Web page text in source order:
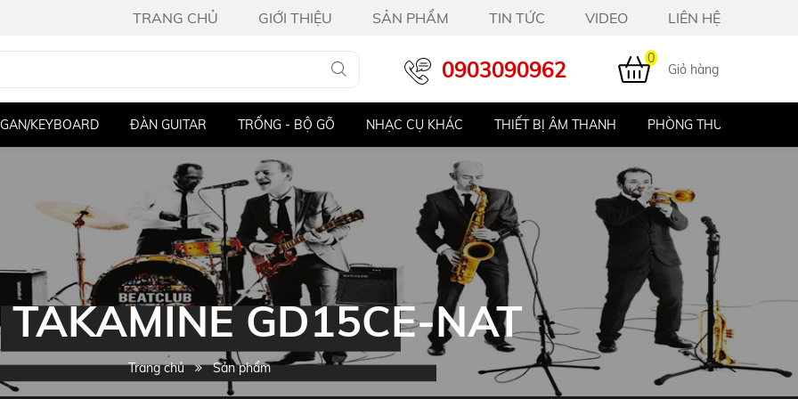
TRANG CHỦ GIỚI THIỆU SẢN PHẨM TIN TỨC VIDEO LIÊN HỆ
0903090962 0
Giỏ hàng
KEYBOARD ĐÀN GUITAR TRỐNG - BỘ GÕ NHẠC CỤ KHÁC THIẾT BỊ ÂM THANH PHÒNG THU STUDIO
TAKAMINE GD15CE-NAT
Trang chủ Sản phẩm